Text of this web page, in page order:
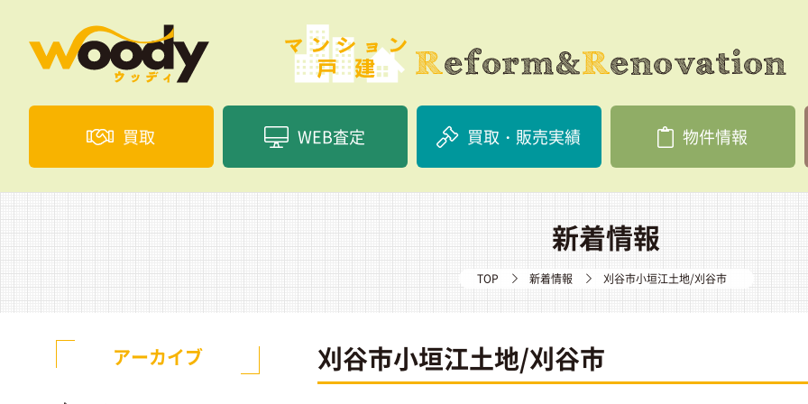
買取 WEB査定 買取・販売実績 物件情報
新着情報
TOP 新着情報 刈谷市小垣江土地/刈谷市
刈谷市小垣江土地/刈谷市
アーカイブ